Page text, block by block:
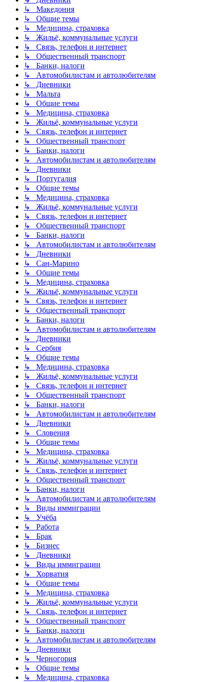
↳ Македония
↳ Общие темы
↳ Медицина, страховка
↳ Жильё, коммунальные услуги
↳ Связь, телефон и интернет
↳ Общественный транспорт
↳ Банки, налоги
↳ Автомобилистам и автолюбителям
↳ Дневники
↳ Мальта
↳ Общие темы
↳ Медицина, страховка
↳ Жильё, коммунальные услуги
↳ Связь, телефон и интернет
↳ Общественный транспорт
↳ Банки, налоги
↳ Автомобилистам и автолюбителям
↳ Дневники
↳ Португалия
↳ Общие темы
↳ Медицина, страховка
↳ Жильё, коммунальные услуги
↳ Связь, телефон и интернет
↳ Общественный транспорт
↳ Банки, налоги
↳ Автомобилистам и автолюбителям
↳ Дневники
↳ Сан-Марино
↳ Общие темы
↳ Медицина, страховка
↳ Жильё, коммунальные услуги
↳ Связь, телефон и интернет
↳ Общественный транспорт
↳ Банки, налоги
↳ Автомобилистам и автолюбителям
↳ Дневники
↳ Сербия
↳ Общие темы
↳ Медицина, страховка
↳ Жильё, коммунальные услуги
↳ Связь, телефон и интернет
↳ Общественный транспорт
↳ Банки, налоги
↳ Автомобилистам и автолюбителям
↳ Дневники
↳ Словения
↳ Общие темы
↳ Медицина, страховка
↳ Жильё, коммунальные услуги
↳ Связь, телефон и интернет
↳ Общественный транспорт
↳ Банки, налоги
↳ Автомобилистам и автолюбителям
↳ Виды иммиграции
↳ Учёба
↳ Работа
↳ Брак
↳ Бизнес
↳ Дневники
↳ Виды иммиграции
↳ Хорватия
↳ Общие темы
↳ Медицина, страховка
↳ Жильё, коммунальные услуги
↳ Связь, телефон и интернет
↳ Общественный транспорт
↳ Банки, налоги
↳ Автомобилистам и автолюбителям
↳ Дневники
↳ Черногория
↳ Общие темы
↳ Медицина, страховка